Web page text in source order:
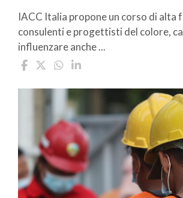
IACC Italia propone un corso di alta
consulenti e progettisti del colore,
influenzare anche ...